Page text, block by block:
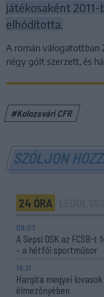
játékosaként
elhódította.
A román válogatottban
négy gólt szerzett, és
#Kolozsvári CFR
SZÓLJON
24 ÓRA
09:07
A Sepsi OSK az
– a hétfői sportműsor
19:21
Hargita megyei
élmezőnyében